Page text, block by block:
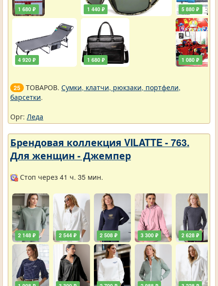
1 680 ₽
4 920 ₽
1 440 ₽
1 680 ₽
5 880 ₽
1 080 ₽
25 ТОВАРОВ. Сумки, клатчи, рюкзаки, портфели,
барсетки.
Орг: Леда
Брендовая коллекция VILATTE - 763.
Для женщин - Джемпер
Стоп через 41 ч. 35 мин.
2 148 ₽ 2 544 ₽ 2 508 ₽ 3 300 ₽ 2 628 ₽